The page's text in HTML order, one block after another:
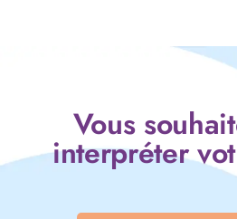
Vous
interpréter